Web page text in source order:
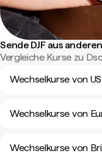
Sende DJF aus
Vergleiche Kurse zu
Wechselkurse von
Wechselkurse von
Wechselkurse von